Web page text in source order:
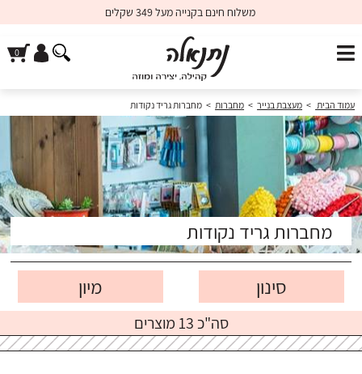
משלוח חינם בקנייה מעל 349 שקלים
עמוד הבית > מעצבת בנייר > מחברות > מחברות גריד נקודות
מחברות גריד נקודות
סינון
סה"כ 13 מוצרים